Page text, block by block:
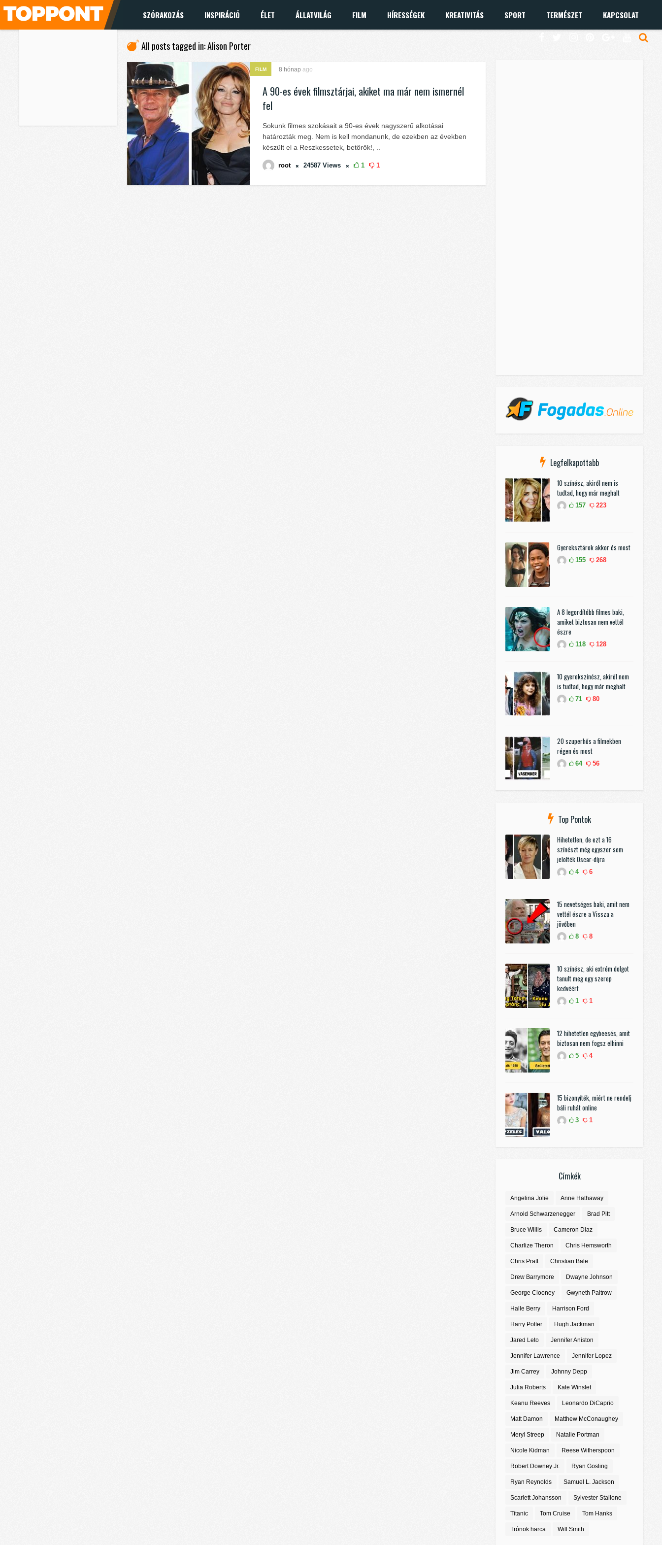
SZÓRAKOZÁS INSPIRÁCIÓ ÉLET ÁLLATVILÁG FILM HÍRESSÉGEK KREATIVITÁS SPORT TERMÉSZET KAPCSOLAT
All posts tagged in: Alison Porter
FILM 8 hónap ago
A 90-es évek filmsztárjai, akiket ma már nem ismernél
fel
Sokunk filmes szokásait a 90-es évek nagyszerű alkotásai
határozták meg. Nem is kell mondanunk, de ezekben az években
készült el a Reszkessetek, betörők!, ..
root 24587 Views 1 1
Legfelkapottabb
10 színész, akiről nem is
tudtad, hogy már meghalt
157 223
Gyereksztárok akkor és most
155 268
A 8 legordítóbb filmes baki,
amiket biztosan nem vettél
észre
118 128
10 gyerekszínész, akiről nem
is tudtad, hogy már meghalt
71 80
20 szuperhős a filmekben
régen és most
64 56
Top Pontok
Hihetetlen, de ezt a 16
színészt még egyszer sem
jelölték Oscar-díjra
4 6
15 nevetséges baki, amit nem
vettél észre a Vissza a
jövőben
8 8
10 színész, aki extrém dolgot
tanult meg egy szerep
kedvéért
1 1
12 hihetetlen egybeesés, amit
biztosan nem fogsz elhinni
5 4
15 bizonyíték, miért ne rendelj
báli ruhát online
3 1
Címkék
Angelina Jolie Anne Hathaway
Arnold Schwarzenegger Brad Pitt
Bruce Willis Cameron Diaz
Charlize Theron Chris Hemsworth
Chris Pratt Christian Bale
Drew Barrymore Dwayne Johnson
George Clooney Gwyneth Paltrow
Halle Berry Harrison Ford
Harry Potter Hugh Jackman
Jared Leto Jennifer Aniston
Jennifer Lawrence Jennifer Lopez
Jim Carrey Johnny Depp
Julia Roberts Kate Winslet
Keanu Reeves Leonardo DiCaprio
Matt Damon Matthew McConaughey
Meryl Streep Natalie Portman
Nicole Kidman Reese Witherspoon
Robert Downey Jr. Ryan Gosling
Ryan Reynolds Samuel L. Jackson
Scarlett Johansson Sylvester Stallone
Titanic Tom Cruise Tom Hanks
Trónok harca Will Smith